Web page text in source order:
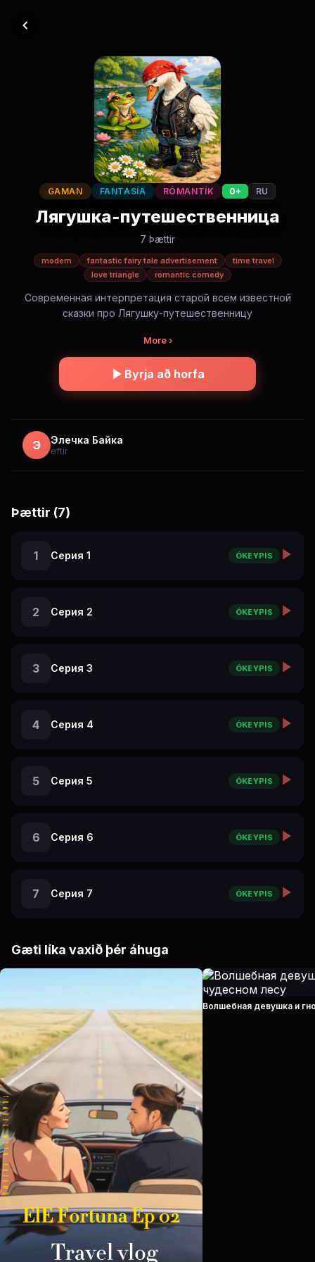
GAMAN FANTASÍA RÓMANTÍK 0+ RU
Лягушка-путешественница
7 Þættir
modern fantastic fairy tale advertisement
time travel
love triangle
romantic comedy
Современная интерпретация старой всем известной
сказки про Лягушку-путешественницу
More ›
Byrja að horfa
Э Элечка Байка
eftir
Þættir (7)
1 Серия 1 ÓKEYPIS
2 Серия 2 ÓKEYPIS
3 Серия 3 ÓKEYPIS
4 Серия 4 ÓKEYPIS
5 Серия 5 ÓKEYPIS
6 Серия 6 ÓKEYPIS
7 Серия 7 ÓKEYPIS
Gæti líka vaxið þér áhuga
Волшебная девушка и